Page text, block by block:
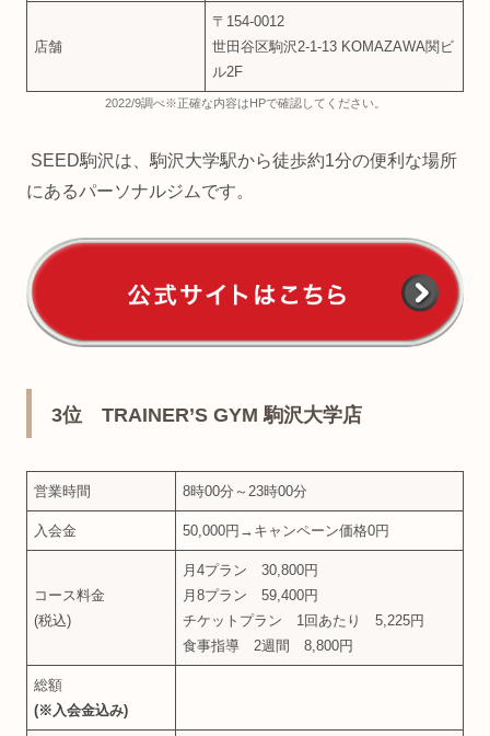
店舗
〒154-0012
世田谷区駒沢2-1-13 KOMAZAWA関ビ
ル2F
2022/9調べ※正確な内容はHPで確認してください。
SEED駒沢は、駒沢大学駅から徒歩約1分の便利な場所
にあるパーソナルジムです。
3位 TRAINER’S GYM 駒沢大学店
営業時間 8時00分～23時00分
入会金 50,000円→キャンペーン価格0円
コース料金
(税込)
月4プラン 30,800円
月8プラン 59,400円
チケットプラン 1回あたり 5,225円
食事指導 2週間 8,800円
総額
(※入会金込み)